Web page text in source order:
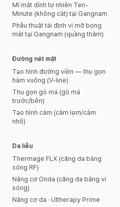
Mí mắt dính tự nhiên Ten-
Minute (không cắt) tại Gangnam
Phẫu thuật tái định vị mỡ bọng
mắt tại Gangnam (quầng thâm)
Đường nét mặt
Tạo hình đường viền — thu gọn
hàm vuông (V-line)
Thu gọn gò má (gò má
trước/bên)
Tạo hình cằm (cằm lẹm/cằm
nhô)
Da liễu
Thermage FLX (căng da bằng
sóng RF)
Nâng cơ Onda (căng da bằng vi
sóng)
Nâng cơ da · Ultherapy Prime